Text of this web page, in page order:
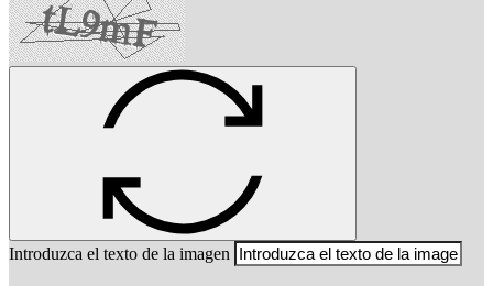
Introduzca el texto de la imagen